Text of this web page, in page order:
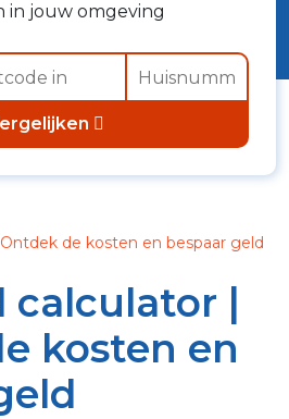
in jouw omgeving
de kosten en bespaar geld
calculator |
kosten en